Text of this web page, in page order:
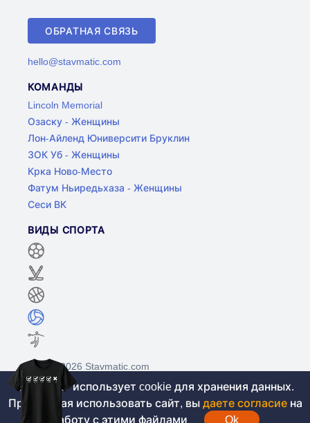
ОБРАТНАЯ СВЯЗЬ
hello@stavmatic.com
КОМАНДЫ
Lincoln Memorial
Озаску - Женщины
Лон-Айленд Юниверсити Бруклин
ЗОК Уб - Женщины
Крка Ново-Место
Фатум Ньиредьхаза - Женщины
Сеси ВК
ВИДЫ СПОРТА
©2017-2026 Stavmatic.com
Для лиц старше 18 лет. На сайте не
Этот сайт использует cookie для хранения данных.
Продолжая использовать сайт, вы даете согласие на
работу с этими файлами
Ok